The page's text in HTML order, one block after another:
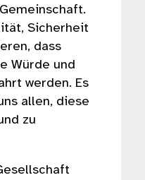
Sicherheit
dass
Würde und
werden. Es
allen, diese
zu